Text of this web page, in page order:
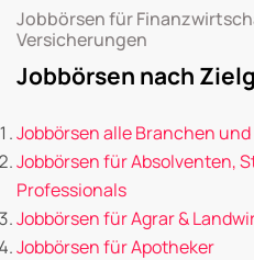
Jobbörsen für
Versicherungen
Jobbörsen nach
Jobbörsen alle Branchen
Jobbörsen für Absolventen,
Professionals
Jobbörsen für Agrar &
Jobbörsen für Apotheker